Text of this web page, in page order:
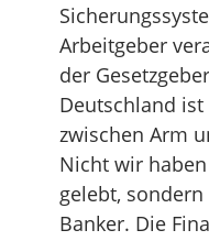
Arbeitgeber
der
Deutschland
zwischen Arm
Nicht wir
gelebt,
Banker. Die